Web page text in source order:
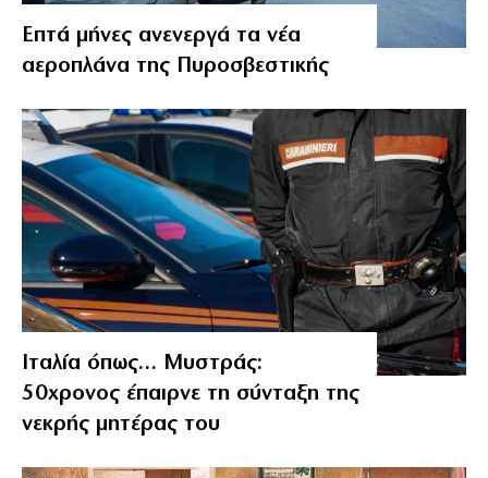
Επτά μήνες ανενεργά τα νέα
αεροπλάνα της Πυροσβεστικής
Ιταλία όπως… Μυστράς:
50χρονος έπαιρνε τη σύνταξη της
νεκρής μητέρας του